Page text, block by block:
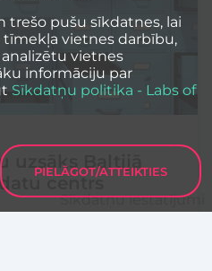
uzsāks Baltijā
centrs
trešo pušu sīkdatnes, lai
vietnes darbību,
vietnes
informāciju par
Sīkdatņu politika - Labs of
PIELĀGOT/ATTEIKTIES
Sīkdatņu iestatījumi